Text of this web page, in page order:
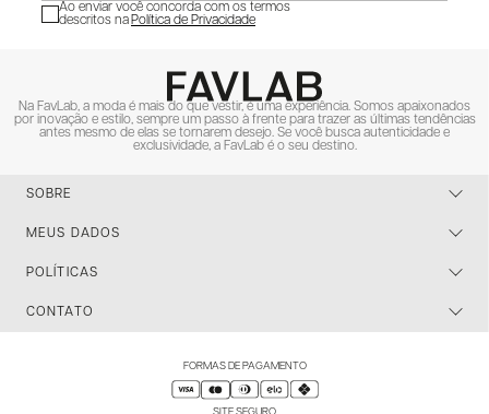
Ao enviar você concorda com os termos
descritos na Política de Privacidade
Na FavLab, a moda é mais do que vestir, é uma experiência. Somos apaixonados
por inovação e estilo, sempre um passo à frente para trazer as últimas tendências
antes mesmo de elas se tornarem desejo. Se você busca autenticidade e
exclusividade, a FavLab é o seu destino.
SOBRE
MEUS DADOS
POLÍTICAS
CONTATO
FORMAS DE PAGAMENTO